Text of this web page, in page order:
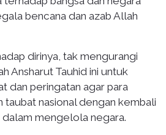
bencana dan azab Allah
dirinya, tak mengurangi
Ansharut Tauhid ini untuk
dan peringatan agar para
taubat nasional dengan kembali
mengelola negara.